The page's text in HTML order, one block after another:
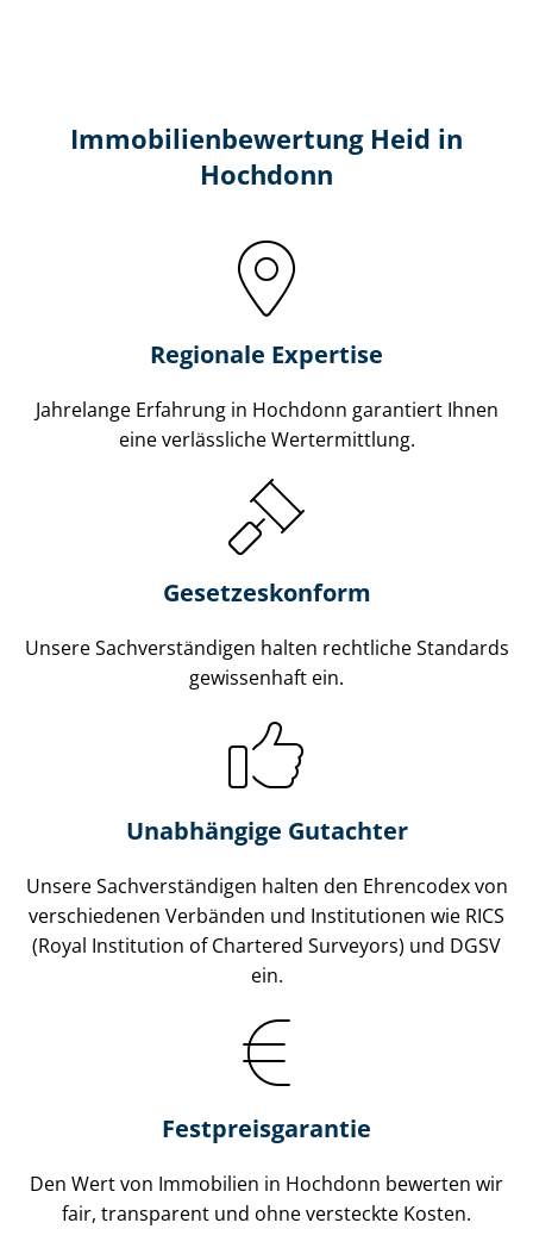
Immobilien­bewertung Heid in
Hochdonn
Regionale Expertise
Jahrelange Erfahrung in Hochdonn garantiert Ihnen
eine verlässliche Wertermittlung.
Gesetzes­konform
Unsere Sach­ver­stän­di­gen halten rechtliche Standards
gewissenhaft ein.
Unabhängige Gutachter
Unsere Sach­ver­stän­di­gen halten den Ehrencodex von
verschiedenen Verbänden und Institutionen wie RICS
(Royal Institution of Chartered Surveyors) und DGSV
ein.
Festpreis​garantie
Den Wert von Immobilien in Hochdonn bewerten wir
fair, transparent und ohne versteckte Kosten.